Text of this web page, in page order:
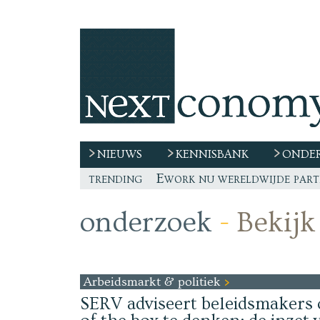
NIEUWS KENNISBANK
trending “De echte vraag is waar
Freelancer, teken niet
De race naar extern talent
onderzoek -
Arbeidsmarkt & politiek
SERV adviseert beleidsmakers